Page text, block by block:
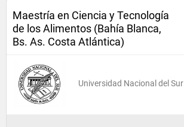
Maestría en Ciencia y Tecnología
de los Alimentos (Bahía Blanca,
Bs. As. Costa Atlántica)
Universidad Nacional del Sur